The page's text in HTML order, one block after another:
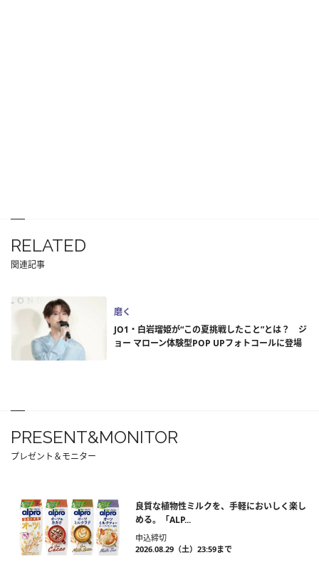
RELATED
関連記事
磨く
JO1・白岩瑠姫が“この夏挑戦したこと”とは？ ジ
ョー マローン体験型POP UPフォトコールに登場
PRESENT&MONITOR
プレゼント＆モニター
良質な植物性ミルクを、手軽においしく楽し
める。「ALP...
申込締切
2026.08.29（土）23:59まで